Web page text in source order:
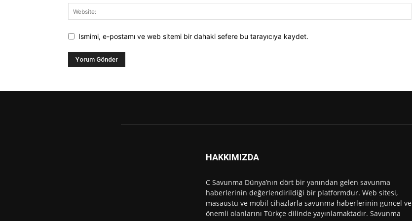
Ismimi, e-postamı ve web sitemi bir dahaki sefere bu tarayıcıya kaydet.
HAKKIMIZDA
C Savunma Dünya’nın dört bir yanından gelen savunma
haberlerinin değerlendirildiği bir platformdur. Web sitesi,
masaüstü ve mobil cihazlarla savunma haberlerinin güncel ve
önemli olanlarını Türkçe dilinde yayınlamaktadır. Savunma